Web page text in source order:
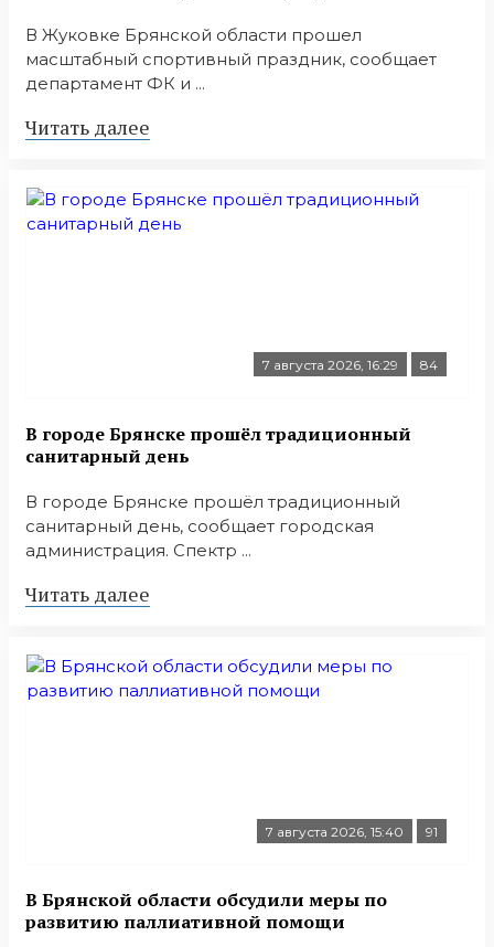
В Жуковке Брянской области прошел
масштабный спортивный праздник, сообщает
департамент ФК и ...
Читать далее
7 августа 2026, 16:29 84
В городе Брянске прошёл традиционный
санитарный день
В городе Брянске прошёл традиционный
санитарный день, сообщает городская
администрация. Спектр ...
Читать далее
7 августа 2026, 15:40 91
В Брянской области обсудили меры по
развитию паллиативной помощи